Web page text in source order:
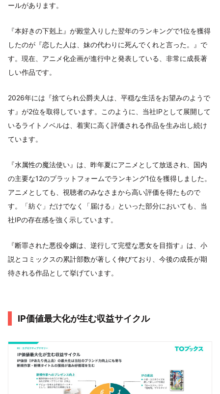
ールがあります。
『本好きの下剋上』が殿堂入りした翌年のランキングで1位を獲得
したのが『恋した人は、妹の代わりに死んでくれと言った。』で
す。現在、アニメ化企画が進行中と発表している、非常に成長著
しい作品です。
2026年には『捨てられ公爵夫人は、平穏な生活をお望みのようで
す』が2位を取得しています。このように、当社IPとして展開して
いるライトノベルは、着実に高く評価される作品を生み出し続け
ています。
『水属性の魔法使い』は、昨年夏にアニメとして放送され、国内
の主要な12のプラットフォームでランキング1位を獲得しました。
アニメとしても、視聴者のみなさまから高い評価を得たもので
す。「紡ぐ」だけでなく「届ける」といった部分においても、当
社IPの存在感を強く示しています。
『断罪された悪役令嬢は、逆行して完璧な悪女を目指す』は、小
説とコミックスの累計部数が著しく伸びており、今後の成長が期
待される作品として挙げています。
IP価値最大化が生む収益サイクル